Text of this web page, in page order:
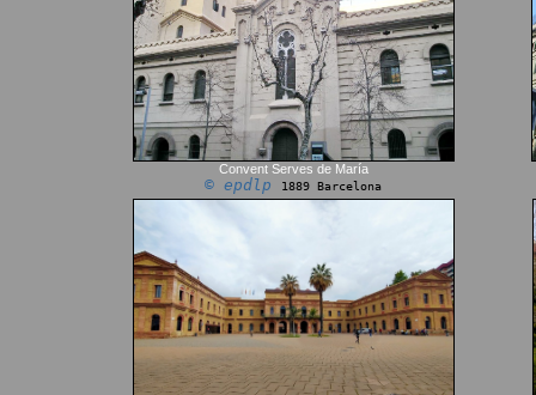
Convent Serves de María
© epdlp 1889 Barcelona